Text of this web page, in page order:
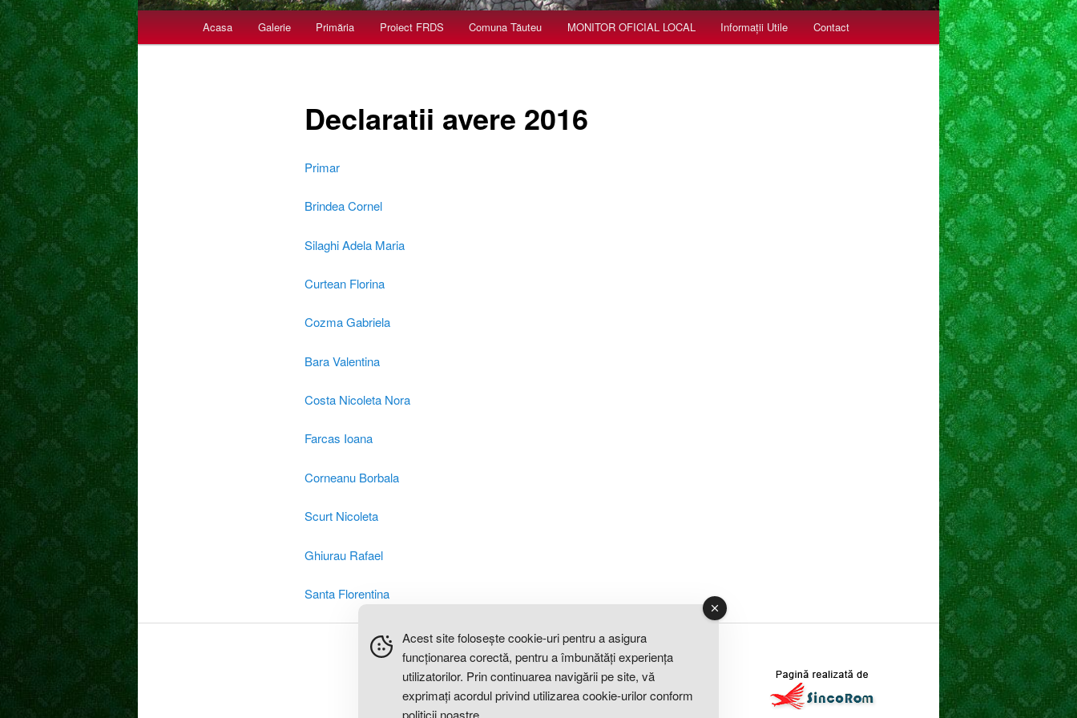
Sari la conținutul principal
Sari la conținutul secundar
Acasa Galerie Primăria Proiect FRDS Comuna Tăuteu MONITOR OFICIAL LOCAL Informații Utile Contact
Declaratii avere 2016
Primar
Brindea Cornel
Silaghi Adela Maria
Curtean Florina
Cozma Gabriela
Bara Valentina
Costa Nicoleta Nora
Farcas Ioana
Corneanu Borbala
Scurt Nicoleta
Ghiurau Rafael
Santa Florentina
Acest site folosește cookie-uri pentru a asigura
funcționarea corectă, pentru a îmbunătăți experiența
utilizatorilor. Prin continuarea navigării pe site, vă
exprimați acordul privind utilizarea cookie-urilor conform
politicii noastre.